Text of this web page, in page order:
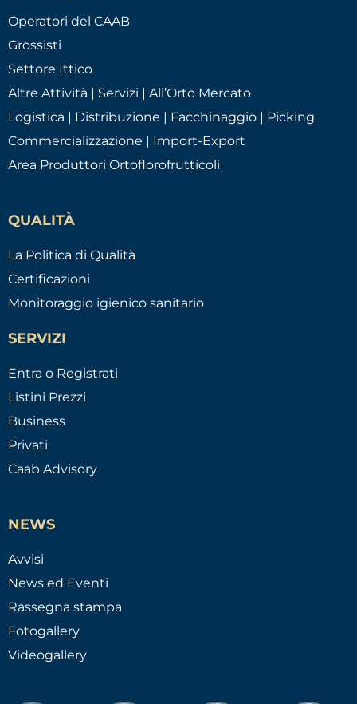
Operatori del CAAB
Grossisti
Settore Ittico
Altre Attività | Servizi | All’Orto Mercato
Logistica | Distribuzione | Facchinaggio | Picking
Commercializzazione | Import-Export
Area Produttori Ortoflorofrutticoli
QUALITÀ
La Politica di Qualità
Certificazioni
Monitoraggio igienico sanitario
SERVIZI
Entra o Registrati
Listini Prezzi
Business
Privati
Caab Advisory
NEWS
Avvisi
News ed Eventi
Rassegna stampa
Fotogallery
Videogallery